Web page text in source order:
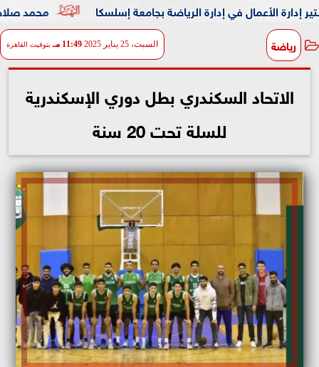
محمد صلاح: لم أتوقع في إدارة الرياضة بجامعة إسلسكا
رياضة السبت، 25 يناير 2025 11:49 مـ بتوقيت القاهرة
الاتحاد السكندري بطل دوري الإسكندرية
للسلة تحت 20 سنة